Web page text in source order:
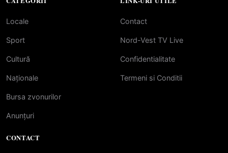
Locale
Sport
Cultură
Naționale
Bursa zvonurilor
Anunțuri
Contact
Nord-Vest TV Live
Confidentialitate
Termeni si Conditii
CONTACT